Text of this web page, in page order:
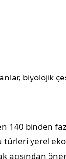
biyolojik
140 binden
türleri yerel
açısından